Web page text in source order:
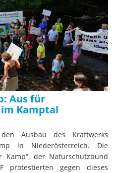
Aus für
Kamptal
Ausbau des Kraftwerks
in Niederösterreich. Die
Kamp“, der Naturschutzbund
protestierten gegen dieses